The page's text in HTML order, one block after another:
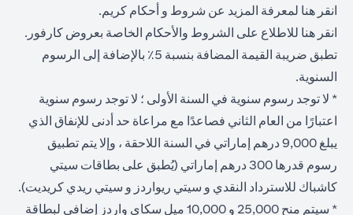
انقر هنا لمعرفة المزيد عن شروط و أحكام كريم.
انقر هنا للاطلاع على الشروط والأحكام الخاصة بعروض كارفور.
تطبق ضريبة القيمة المضافة بنسبة 5٪ بالإضافة إلى الرسوم
السنوية.
* لا توجد رسوم سنوية في السنة الأولى ؛ لا توجد رسوم سنوية
اعتبارًا من العام الثاني فصاعدًا مع مراعاة حد أدنى للإنفاق الذي
يبلغ 9,000 درهم إماراتي في السنة اللاحقة ، وإلا يتم تطبيق
رسوم قدرها 300 درهم إماراتي (يُطبق على بطاقات سيتي
كاشباك للاسترداد النقدي و سيتي ريواردز و سيتي ريدي كريديت).
* سيتم منح 25,000 و 10,000 ميل سكاي واردز إضافي لبطاقة